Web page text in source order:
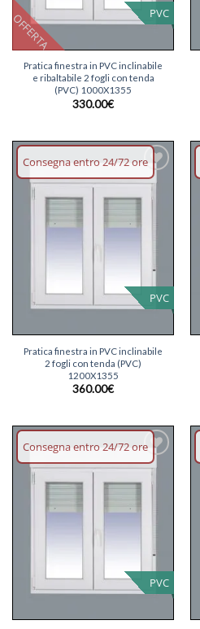
OFFERTA PVC
Pratica finestra in PVC inclinabile
e ribaltabile 2 fogli con tenda
(PVC) 1000X1355
330.00€
Consegna entro 24/72 ore
PVC
Aggiungi
desideri
Pratica finestra in PVC inclinabile
2 fogli con tenda (PVC)
1200X1355
360.00€
Consegna entro 24/72 ore
PVC
Aggiungi
desideri